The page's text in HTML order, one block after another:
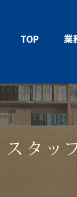
TOP 業